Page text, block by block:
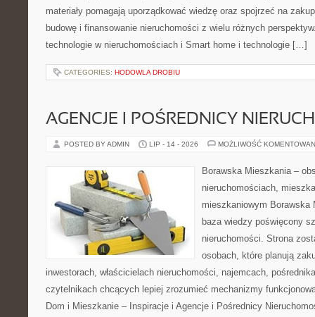
materiały pomagają uporządkować wiedzę oraz spojrzeć na
budowę i finansowanie nieruchomości z wielu różnych
technologie w nieruchomościach i Smart home i technologie […]
CATEGORIES: HODOWLA DROBIU
AGENCJE I POŚREDNICY
POSTED BY ADMIN LIP - 14 - 2026 MOŻLIWOŚĆ
Borawska Mieszkania –
nieruchomościach,
mieszkaniowym Borawska
baza wiedzy poświęcony
nieruchomości. Strona
osobach, które planują
inwestorach, właścicielach nieruchomości, najemcach,
czytelnikach chcących lepiej zrozumieć mechanizmy
Dom i Mieszkanie – Inspiracje i Agencje i Pośrednicy